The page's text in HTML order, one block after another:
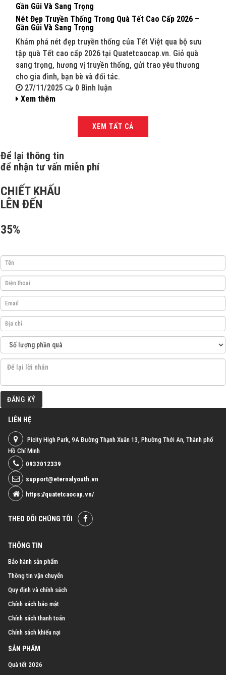
Nét Đẹp Truyền Thống Trong Quà Tết Cao Cấp 2026 –
Gần Gũi Và Sang Trọng
Khám phá nét đẹp truyền thống của Tết Việt qua bộ sưu
tập quà Tết cao cấp 2026 tại Quatetcaocap.vn. Giỏ quà
sang trọng, hương vị truyền thống, gửi trao yêu thương
cho gia đình, bạn bè và đối tác.
27/11/2025
0 Bình luận
Xem thêm
XEM TẤT CẢ
Để lại thông tin
để nhận tư vấn miễn phí
CHIẾT KHẤU
LÊN ĐẾN
35%
ĐĂNG KÝ
LIÊN HỆ
Picity High Park, 9A Đường Thạnh Xuân 13, Phường Thới An, Thành phố
Hồ Chí Minh
0932012339
support@eternalyouth.vn
https://quatetcaocap.vn/
THEO DÕI CHÚNG TÔI
THÔNG TIN
Bảo hành sản phẩm
Thông tin vận chuyển
Quy định và chính sách
Chính sách bảo mật
Chính sách thanh toán
Chính sách khiếu nại
SẢN PHẨM
Quà tết 2026